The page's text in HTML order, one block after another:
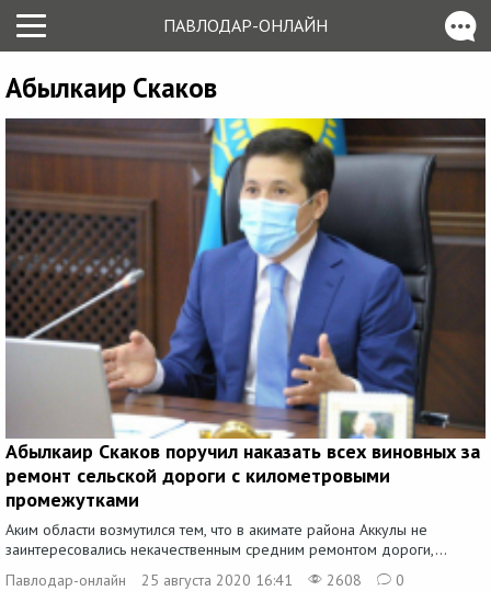
ПАВЛОДАР-ОНЛАЙН
Абылкаир Скаков
Абылкаир Скаков поручил наказать всех виновных за
ремонт сельской дороги с километровыми
промежутками
Аким области возмутился тем, что в акимате района Аккулы не
заинтересовались некачественным средним ремонтом дороги,...
Павлодар-онлайн
25 августа 2020 16:41 2608 0